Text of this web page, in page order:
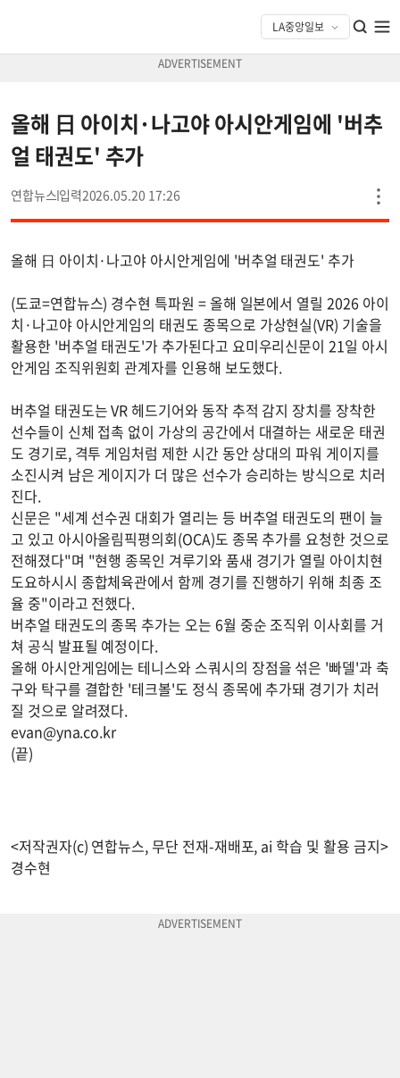
올해 日 아이치·나고야 아시안게임에 '버추
얼 태권도' 추가
연합뉴스 2026.05.20 17:26
올해 日 아이치·나고야 아시안게임에 '버추얼 태권도' 추가
(도쿄=연합뉴스) 경수현 특파원 = 올해 일본에서 열릴 2026 아이
치·나고야 아시안게임의 태권도 종목으로 가상현실(VR) 기술을
활용한 '버추얼 태권도'가 추가된다고 요미우리신문이 21일 아시
안게임 조직위원회 관계자를 인용해 보도했다.
버추얼 태권도는 VR 헤드기어와 동작 추적 감지 장치를 장착한
선수들이 신체 접촉 없이 가상의 공간에서 대결하는 새로운 태권
도 경기로, 격투 게임처럼 제한 시간 동안 상대의 파워 게이지를
소진시켜 남은 게이지가 더 많은 선수가 승리하는 방식으로 치러
진다.
신문은 "세계 선수권 대회가 열리는 등 버추얼 태권도의 팬이 늘
고 있고 아시아올림픽평의회(OCA)도 종목 추가를 요청한 것으로
전해졌다"며 "현행 종목인 겨루기와 품새 경기가 열릴 아이치현
도요하시시 종합체육관에서 함께 경기를 진행하기 위해 최종 조
율 중"이라고 전했다.
버추얼 태권도의 종목 추가는 오는 6월 중순 조직위 이사회를 거
쳐 공식 발표될 예정이다.
올해 아시안게임에는 테니스와 스쿼시의 장점을 섞은 '빠델'과 축
구와 탁구를 결합한 '테크볼'도 정식 종목에 추가돼 경기가 치러
질 것으로 알려졌다.
evan@yna.co.kr
(끝)
<저작권자(c) 연합뉴스, 무단 전재-재배포, ai 학습 및 활용 금지>
경수현